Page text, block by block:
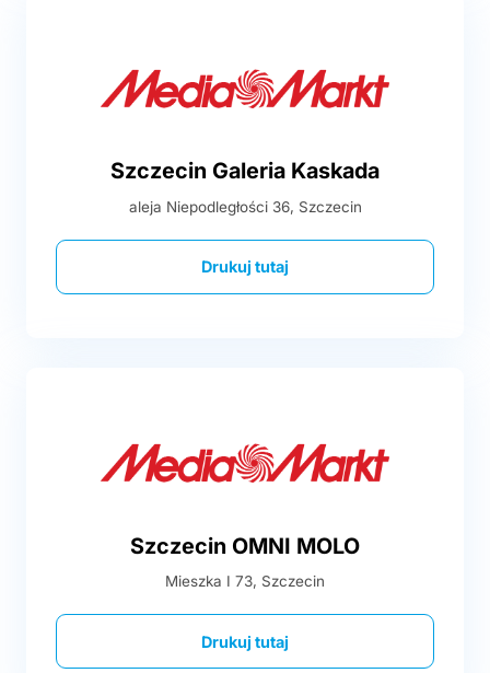
Szczecin Galeria Kaskada
aleja Niepodległości 36, Szczecin
Drukuj tutaj
Szczecin OMNI MOLO
Mieszka I 73, Szczecin
Drukuj tutaj